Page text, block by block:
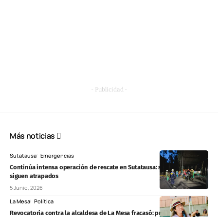
- Publicidad -
Más noticias
Sutatausa Emergencias
Continúa intensa operación de rescate en Sutatausa: seis mineros
siguen atrapados
5 Junio, 2026
La Mesa Política
Revocatoria contra la alcaldesa de La Mesa fracasó: promotores